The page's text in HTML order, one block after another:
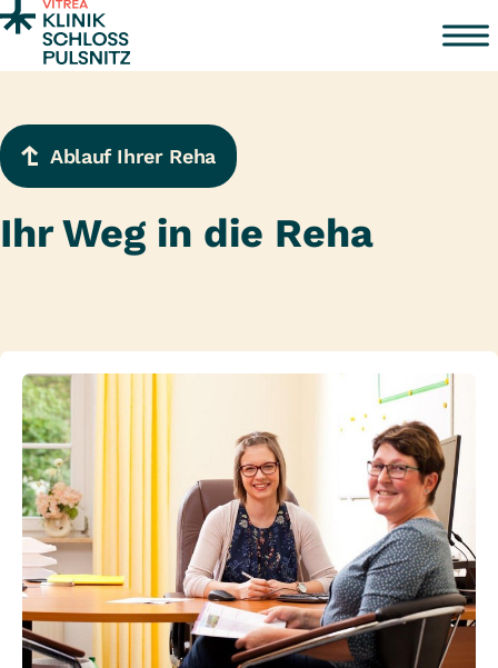
Zum Inhalt springen
Ablauf Ihrer Reha
Ihr Weg in die Reha